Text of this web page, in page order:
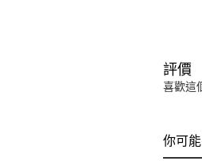
評價
喜歡這
你可